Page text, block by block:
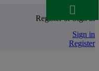
Register or Sign in
Sign in
Register
